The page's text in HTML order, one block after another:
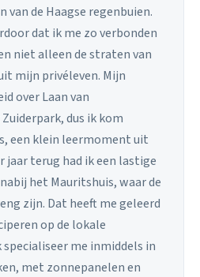
van de Haagse regenbuien.
dat ik me zo verbonden
niet alleen de straten van
mijn privéleven. Mijn
over Laan van
dus ik kom
een klein leermoment uit
jaar terug had ik een lastige
het Mauritshuis, waar de
zijn. Dat heeft me geleerd
op de lokale
me inmiddels in
met zonnepanelen en